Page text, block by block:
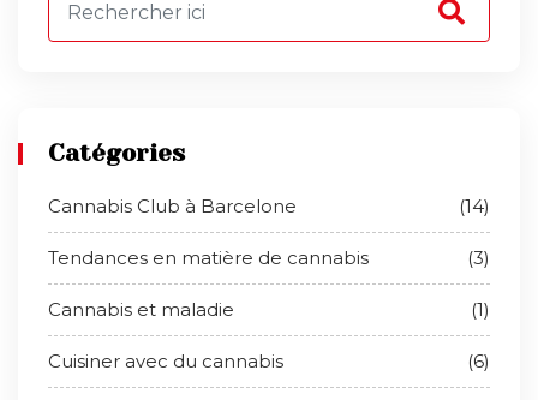
Catégories
Cannabis Club à Barcelone (14)
Tendances en matière de cannabis (3)
Cannabis et maladie (1)
Cuisiner avec du cannabis (6)